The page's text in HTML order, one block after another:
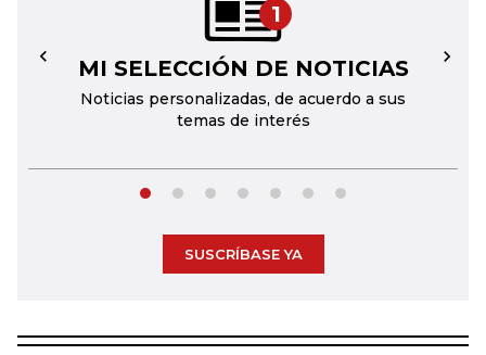
1
MI SELECCIÓN DE NOTICIAS
Noticias personalizadas, de acuerdo a sus
temas de interés
← →
SUSCRÍBASE YA